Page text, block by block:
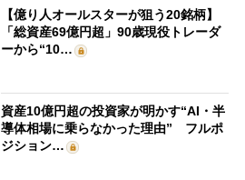
【億り人オールスターが狙う20銘柄】
「総資産69億円超」90歳現役トレーダ
ーから“10…
資産10億円超の投資家が明かす“AI・半
導体相場に乗らなかった理由” フルポ
ジション…